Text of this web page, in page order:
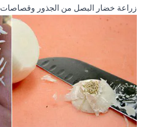
زراعة خضار البصل من الجذور